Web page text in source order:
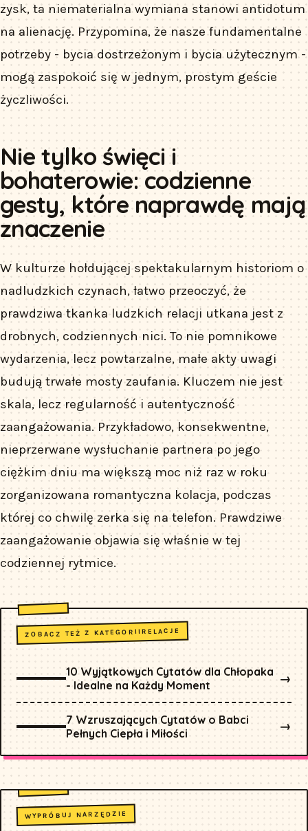
zysk, ta niematerialna wymiana stanowi antidotum
na alienację. Przypomina, że nasze fundamentalne
potrzeby - bycia dostrzeżonym i bycia użytecznym -
mogą zaspokoić się w jednym, prostym geście
życzliwości.
Nie tylko święci i
bohaterowie: codzienne
gesty, które naprawdę mają
znaczenie
W kulturze hołdującej spektakularnym historiom o
nadludzkich czynach, łatwo przeoczyć, że
prawdziwa tkanka ludzkich relacji utkana jest z
drobnych, codziennych nici. To nie pomnikowe
wydarzenia, lecz powtarzalne, małe akty uwagi
budują trwałe mosty zaufania. Kluczem nie jest
skala, lecz regularność i autentyczność
zaangażowania. Przykładowo, konsekwentne,
nieprzerwane wysłuchanie partnera po jego
ciężkim dniu ma większą moc niż raz w roku
zorganizowana romantyczna kolacja, podczas
której co chwilę zerka się na telefon. Prawdziwe
zaangażowanie objawia się właśnie w tej
codziennej rytmice.
ZOBACZ TEŻ Z KATEGORIIRELACJE
10 Wyjątkowych Cytatów dla Chłopaka
- Idealne na Każdy Moment
→
7 Wzruszających Cytatów o Babci
Pełnych Ciepła i Miłości
→
WYPRÓBUJ NARZĘDZIE